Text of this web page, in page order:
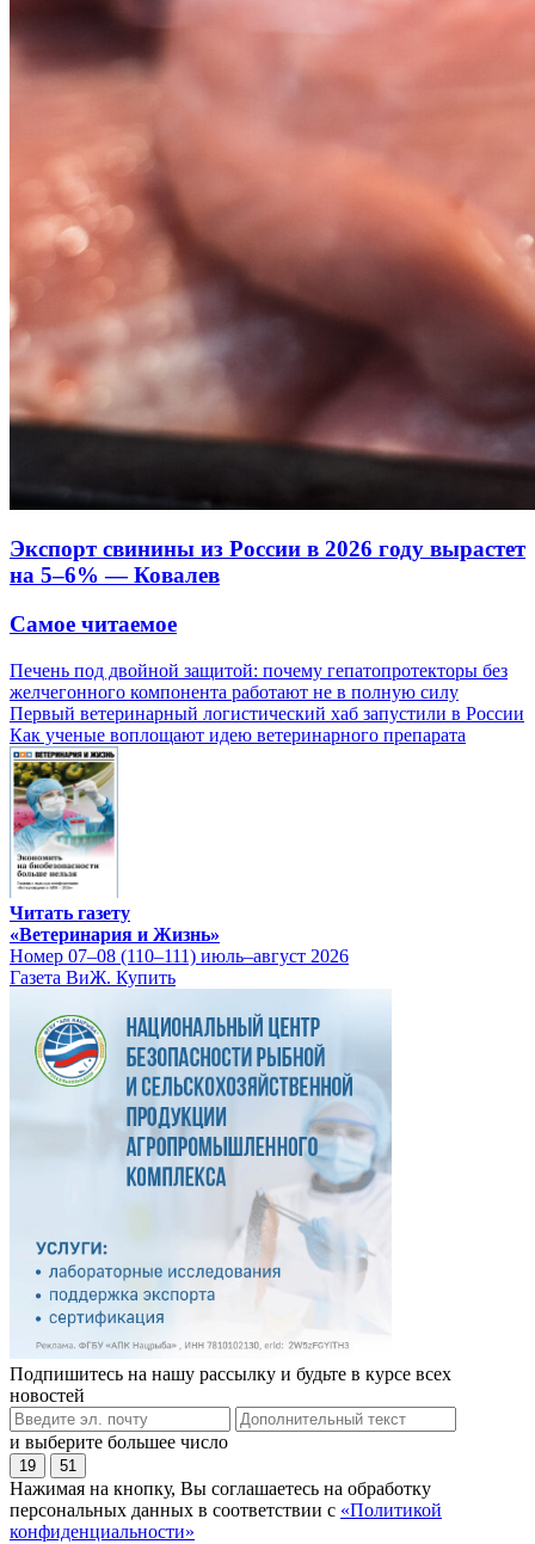
Экспорт свинины из России в 2026 году вырастет
на 5–6% — Ковалев
Самое читаемое
Печень под двойной защитой: почему гепатопротекторы без
желчегонного компонента работают не в полную силу
Первый ветеринарный логистический хаб запустили в России
Как ученые воплощают идею ветеринарного препарата
Читать газету
«Ветеринария и Жизнь»
Номер 07–08 (110–111) июль–август 2026
Газета ВиЖ. Купить
Подпишитесь на нашу рассылку и будьте в курсе всех
новостей
и выберите большее число
19 51
Нажимая на кнопку, Вы соглашаетесь на обработку
персональных данных в соответствии с «Политикой
конфиденциальности»